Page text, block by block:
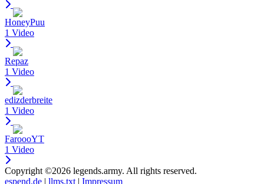
HoneyPuu
1 Video
Repaz
1 Video
edizderbreite
1 Video
FaroooYT
1 Video
Copyright ©2026 legends.army. All rights reserved.
espend.de | llms.txt | Impressum